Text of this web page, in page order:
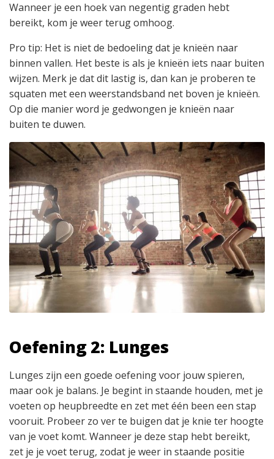
Wanneer je een hoek van negentig graden hebt
bereikt, kom je weer terug omhoog.
Pro tip: Het is niet de bedoeling dat je knieën naar
binnen vallen. Het beste is als je knieën iets naar buiten
wijzen. Merk je dat dit lastig is, dan kan je proberen te
squaten met een weerstandsband net boven je knieën.
Op die manier word je gedwongen je knieën naar
buiten te duwen.
Oefening 2: Lunges
Lunges zijn een goede oefening voor jouw spieren,
maar ook je balans. Je begint in staande houden, met je
voeten op heupbreedte en zet met één been een stap
vooruit. Probeer zo ver te buigen dat je knie ter hoogte
van je voet komt. Wanneer je deze stap hebt bereikt,
zet je je voet terug, zodat je weer in staande positie